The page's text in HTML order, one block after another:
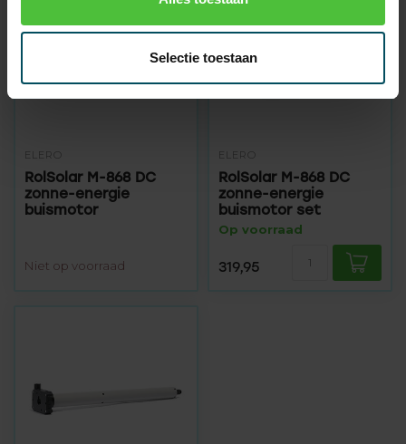
Selectie toestaan
ELERO
RolSolar M-868 DC
zonne-energie
buismotor
Niet op voorraad
ELERO
RolSolar M-868 DC
zonne-energie
buismotor set
Op voorraad
319,95